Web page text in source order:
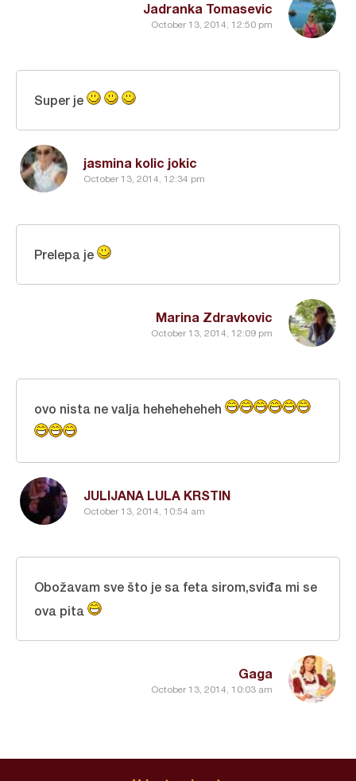
Jadranka Tomasevic
October 13, 2014, 12:50 pm
jasmina kolic jokic
October 13, 2014, 12:34 pm
Super je
Marina Zdravkovic
October 13, 2014, 12:09 pm
Prelepa je
JULIJANA LULA KRSTIN
October 13, 2014, 10:54 am
ovo nista ne valja heheheheheh
Gaga
October 13, 2014, 10:03 am
Obožavam sve što je sa feta sirom,sviđa mi se
ova pita